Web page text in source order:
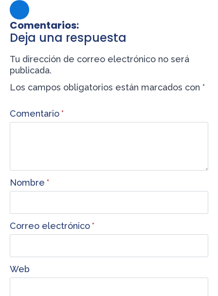
Comentarios:
Deja una respuesta
Tu dirección de correo electrónico no será
publicada.
Los campos obligatorios están marcados con *
Comentario*
Nombre *
Correo electrónico*
Web